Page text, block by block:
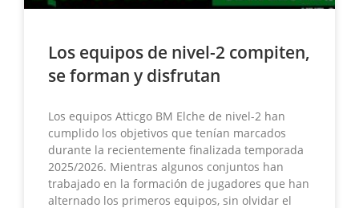
Los equipos de nivel-2 compiten,
se forman y disfrutan
Los equipos Atticgo BM Elche de nivel-2 han
cumplido los objetivos que tenían marcados
durante la recientemente finalizada temporada
2025/2026. Mientras algunos conjuntos han
trabajado en la formación de jugadores que han
alternado los primeros equipos, sin olvidar el